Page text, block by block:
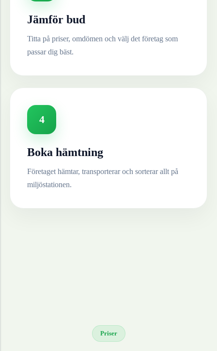
Jämför bud
Titta på priser, omdömen och välj det företag som
passar dig bäst.
4
Boka hämtning
Företaget hämtar, transporterar och sorterar allt på
miljöstationen.
Priser